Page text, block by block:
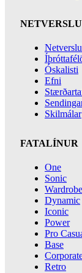
Óskalisti
Efni
Skilmálar
FATALÍNUR
One
Sonic
Wardrobe
Dynamic
Iconic
Power
Pro
Base
Retro